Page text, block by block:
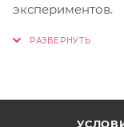
экспериментов.